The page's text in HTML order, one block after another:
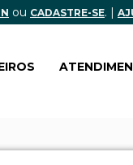
ou CADASTRE-SE. |